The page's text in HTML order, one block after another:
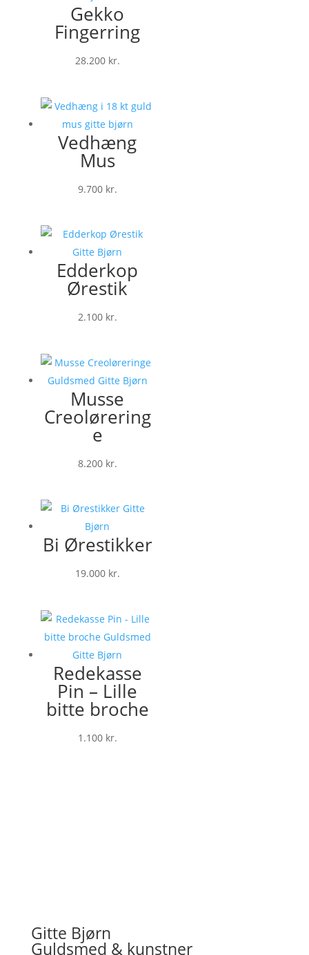
Gekko
Fingerring
28.200 kr.
Vedhæng
Mus
9.700 kr.
Edderkop
Ørestik
2.100 kr.
Musse
Creolørering
e
8.200 kr.
Bi Ørestikker
19.000 kr.
Redekasse
Pin – Lille
bitte broche
1.100 kr.
Gitte Bjørn
Guldsmed & kunstner